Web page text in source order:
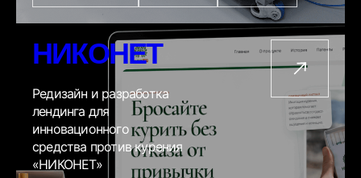
НИКОНЕТ
Редизайн и разработка
лендинга для
инновационного
средства против курения
«НИКОНЕТ»